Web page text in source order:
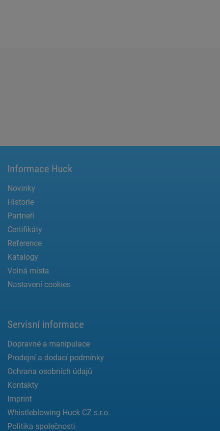
Informace Huck
Novinky
Historie
Partneři
Certifikáty
Reference
Katalogy
Volná místa
Nastavení cookies
Servisní informace
Dopravné a manipulace
Prodejní a dodací podmínky
Ochrana osobních údajů
Kontakty
Imprint
Whistleblowing Huck CZ s.r.o.
Politika společnosti